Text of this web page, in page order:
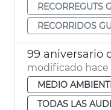
RECORREGUTS
RECORRIDOS
99 aniversario
modificado hace
MEDIO
TODAS LAS